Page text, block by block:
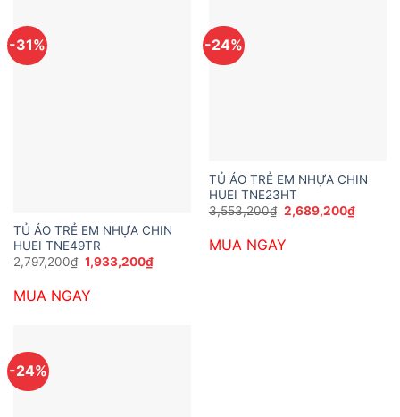
-31%
TỦ ÁO TRẺ EM NHỰA CHIN
HUEI TNE49TR
2,797,200₫ Giá
gốc
2,797,200₫.
1,933,200₫Giá
hiện
MUA NGAY
-24%
TỦ ÁO TRẺ EM NHỰA CHIN
HUEI TNE23HT
3,553,200₫ Giá
gốc
3,553,200₫.
2,689,200₫Giá
hiện
MUA NGAY
-24%